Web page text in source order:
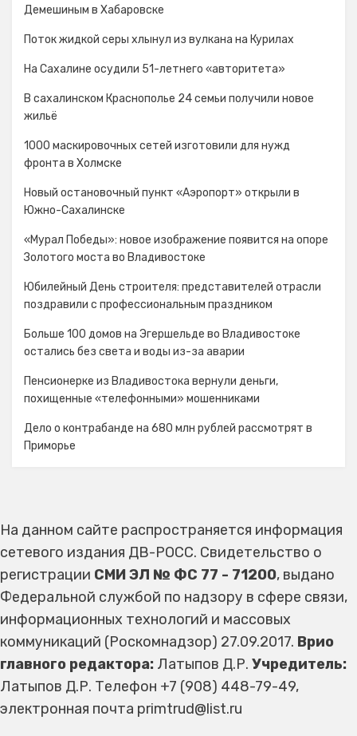
Демешиным в Хабаровске
Поток жидкой серы хлынул из вулкана на Курилах
На Сахалине осудили 51-летнего «авторитета»
В сахалинском Краснополье 24 семьи получили новое
жильё
1000 маскировочных сетей изготовили для нужд
фронта в Холмске
Новый остановочный пункт «Аэропорт» открыли в
Южно-Сахалинске
«Мурал Победы»: новое изображение появится на опоре
Золотого моста во Владивостоке
Юбилейный День строителя: представителей отрасли
поздравили с профессиональным праздником
Больше 100 домов на Эгершельде во Владивостоке
остались без света и воды из-за аварии
Пенсионерке из Владивостока вернули деньги,
похищенные «телефонными» мошенниками
Дело о контрабанде на 680 млн рублей рассмотрят в
Приморье
На данном сайте распространяется информация
сетевого издания ДВ-РОСС. Свидетельство о
регистрации СМИ ЭЛ № ФС 77 - 71200, выдано
Федеральной службой по надзору в сфере связи,
информационных технологий и массовых
коммуникаций (Роскомнадзор) 27.09.2017. Врио
главного редактора: Латыпов Д.Р. Учредитель:
Латыпов Д.Р. Телефон +7 (908) 448-79-49,
электронная почта primtrud@list.ru